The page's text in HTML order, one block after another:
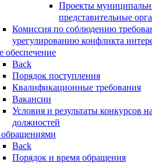
Проекты
представительные
Комиссия по соблюдению
урегулированию конфликта
обеспечение
Back
Порядок поступления
Квалификационные требования
Вакансии
Условия и результаты конкурсов
должностей
обращениями
Back
Порядок и время обращения